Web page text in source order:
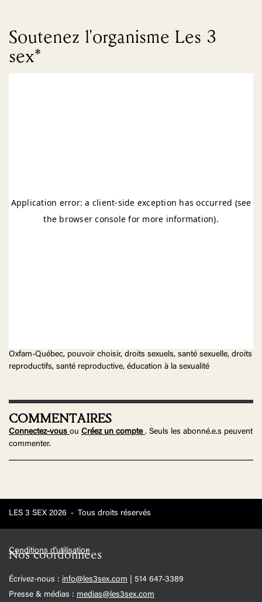
Soutenez l'organisme Les 3
sex*
Oxfam-Québec, pouvoir choisir, droits sexuels, santé sexuelle, droits
reproductifs, santé reproductive, éducation à la sexualité
COMMENTAIRES
Connectez-vous ou Créez un compte . Seuls les abonné.e.s peuvent
commenter.
LES 3 SEX 2026 - Tous droits réservés
Conditions d'utilisation
Nos coordonnées
Écrivez-nous : info@les3sex.com | 514 647-3389
Presse & médias : medias@les3sex.com